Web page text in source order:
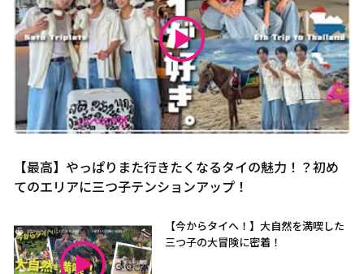
【最高】やっぱりまた行きたくなるタイの魅力！？初め
てのエリアに三つ子テンションアップ！
【今からタイへ！】大自然を満喫した
三つ子の大冒険に密着！